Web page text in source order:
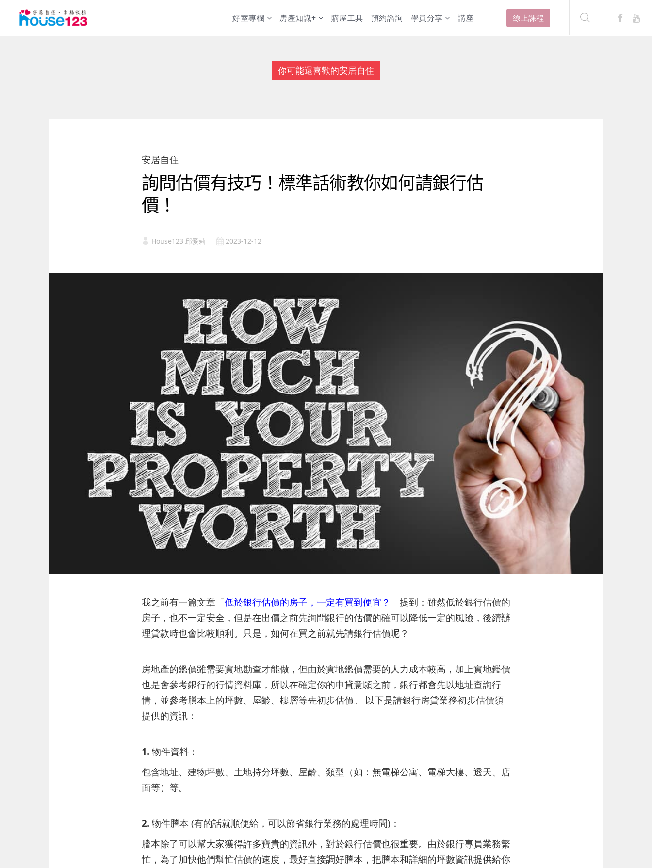
好室專欄 房產知識+ 購屋工具 預約諮詢 學員分享 講座 線上課程
你可能還喜歡的安居自住
安居自住
詢問估價有技巧！標準話術教你如何請銀行估
價！
House123 邱愛莉 2023-12-12
我之前有一篇文章「低於銀行估價的房子，一定有買到便宜？ 」提到：雖然低於銀行估價的
房子，也不一定安全，但是在出價之前先詢問銀行的估價的確可以降低一定的風險，後續辦
理貸款時也會比較順利。只是，如何在買之前就先請銀行估價呢？
房地產的鑑價雖需要實地勘查才能做，但由於實地鑑價需要的人力成本較高，加上實地鑑價
也是會參考銀行的行情資料庫，所以在確定你的申貸意願之前，銀行都會先以地址查詢行
情，並參考謄本上的坪數、屋齡、樓層等先初步估價。 以下是請銀行房貸業務初步估價須
提供的資訊：
1. 物件資料：
包含地址、建物坪數、土地持分坪數、屋齡、類型（如：無電梯公寓、電梯大樓、透天、店
面等）等。
2. 物件謄本 (有的話就順便給，可以節省銀行業務的處理時間)：
謄本除了可以幫大家獲得許多寶貴的資訊外，對於銀行估價也很重要。由於銀行專員業務繁
忙，為了加快他們幫忙估價的速度，最好直接調好謄本，把謄本和詳細的坪數資訊提供給你